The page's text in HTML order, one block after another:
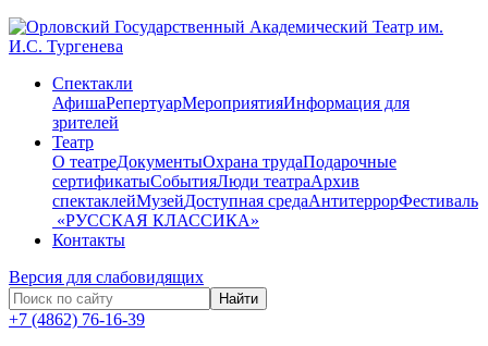
Спектакли
АфишаРепертуарМероприятияИнформация для
зрителей
Театр
О театреДокументыОхрана трудаПодарочные
сертификатыСобытияЛюди театраАрхив
спектаклейМузейДоступная средаАнтитеррорФестиваль
​ «РУССКАЯ КЛАССИКА»
Контакты
Версия для слабовидящих
Найти
+7 (4862) 76-16-39